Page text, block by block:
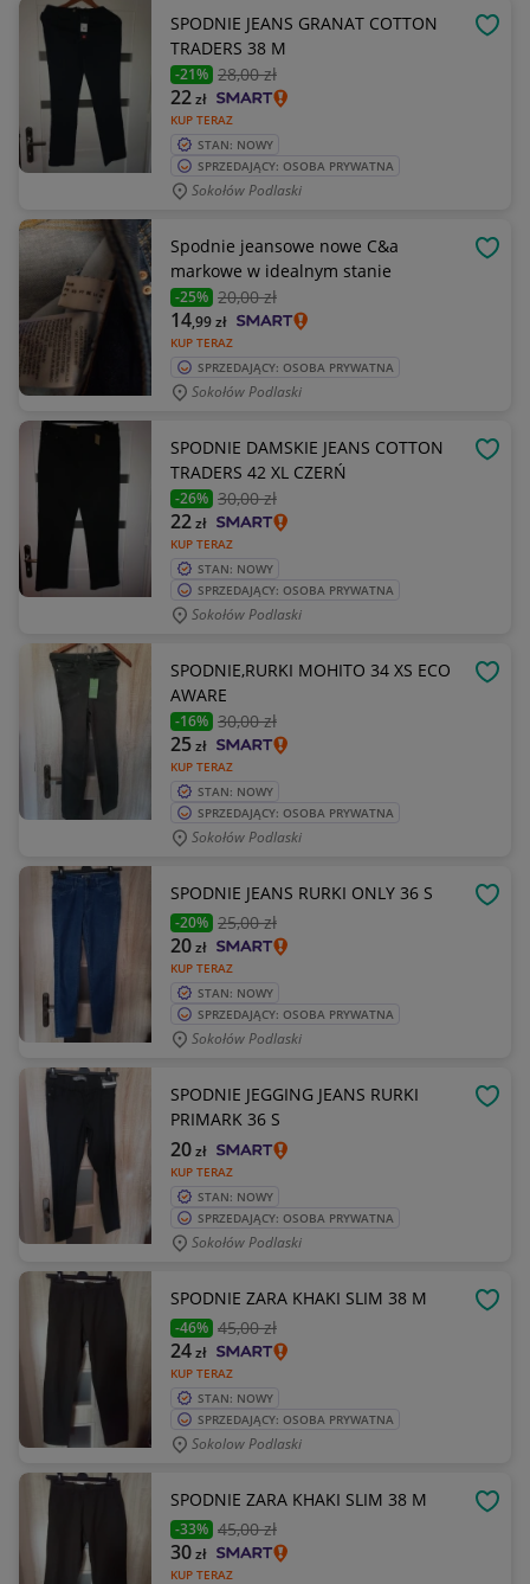
SPODNIE JEANS GRANAT COTTON
TRADERS 38 M
-21% 28,00 zł
KUP TERAZ
22zł
STAN: NOWY
SPRZEDAJĄCY: OSOBA PRYWATNA
Sokołów Podlaski
Spodnie jeansowe nowe C&a
markowe w idealnym stanie
-25% 20,00 zł
KUP TERAZ
14,99zł
SPRZEDAJĄCY: OSOBA PRYWATNA
Sokołów Podlaski
SPODNIE DAMSKIE JEANS COTTON
TRADERS 42 XL CZERŃ
-26% 30,00 zł
KUP TERAZ
22zł
STAN: NOWY
SPRZEDAJĄCY: OSOBA PRYWATNA
Sokołów Podlaski
SPODNIE,RURKI MOHITO 34 XS ECO
AWARE
-16% 30,00 zł
KUP TERAZ
25zł
STAN: NOWY
SPRZEDAJĄCY: OSOBA PRYWATNA
Sokołów Podlaski
SPODNIE JEANS RURKI ONLY 36 S
-20% 25,00 zł
KUP TERAZ
20zł
STAN: NOWY
SPRZEDAJĄCY: OSOBA PRYWATNA
Sokołów Podlaski
SPODNIE JEGGING JEANS RURKI
PRIMARK 36 S
KUP TERAZ
20zł
STAN: NOWY
SPRZEDAJĄCY: OSOBA PRYWATNA
Sokołów Podlaski
SPODNIE ZARA KHAKI SLIM 38 M
-46% 45,00 zł
KUP TERAZ
24zł
STAN: NOWY
SPRZEDAJĄCY: OSOBA PRYWATNA
Sokolow Podlaski
SPODNIE ZARA KHAKI SLIM 38 M
-33% 45,00 zł
KUP TERAZ
30zł